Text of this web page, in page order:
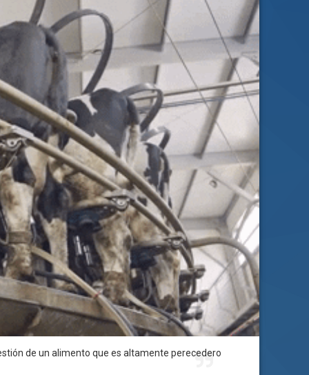
de un alimento que es altamente perecedero